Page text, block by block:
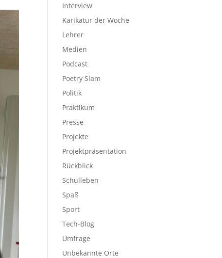
Interview
Karikatur der Woche
Lehrer
Medien
Podcast
Poetry Slam
Politik
Praktikum
Presse
Projekte
Projektpräsentation
Rückblick
Schulleben
Spaß
Sport
Tech-Blog
Umfrage
Unbekannte Orte